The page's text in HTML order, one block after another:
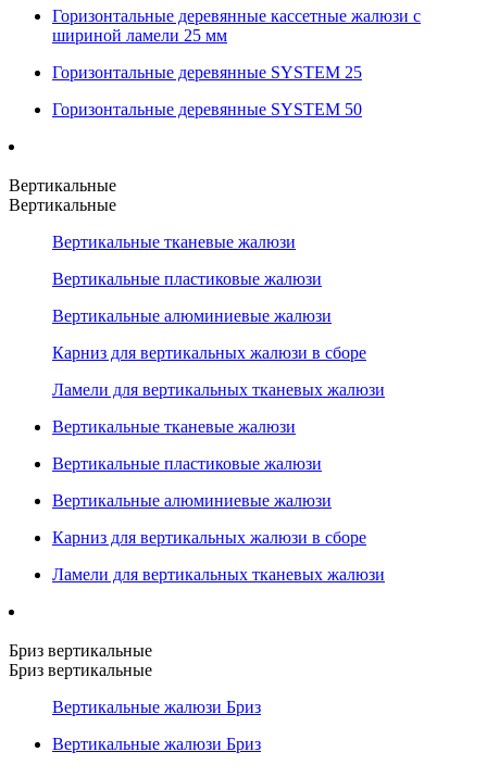
Горизонтальные деревянные кассетные жалюзи с
шириной ламели 25 мм
Горизонтальные деревянные SYSTEM 25
Горизонтальные деревянные SYSTEM 50
Вертикальные
Вертикальные
Вертикальные тканевые жалюзи
Вертикальные пластиковые жалюзи
Вертикальные алюминиевые жалюзи
Карниз для вертикальных жалюзи в сборе
Ламели для вертикальных тканевых жалюзи
Вертикальные тканевые жалюзи
Вертикальные пластиковые жалюзи
Вертикальные алюминиевые жалюзи
Карниз для вертикальных жалюзи в сборе
Ламели для вертикальных тканевых жалюзи
Бриз вертикальные
Бриз вертикальные
Вертикальные жалюзи Бриз
Вертикальные жалюзи Бриз